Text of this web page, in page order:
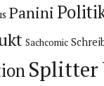
Panini
Sachcomic
Splitter